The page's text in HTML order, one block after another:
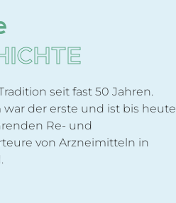
seit fast 50 Jahren.
war der erste und ist bis heute
Re- und
von Arzneimitteln in